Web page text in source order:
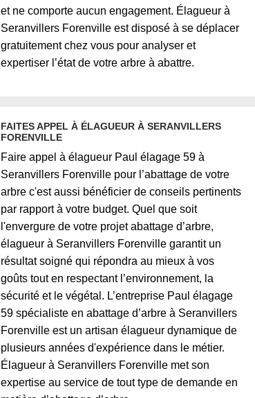
et ne comporte aucun engagement. Élagueur à
Seranvillers Forenville est disposé à se déplacer
gratuitement chez vous pour analyser et
expertiser l’état de votre arbre à abattre.
FAITES APPEL À ÉLAGUEUR À SERANVILLERS
FORENVILLE
Faire appel à élagueur Paul élagage 59 à
Seranvillers Forenville pour l’abattage de votre
arbre c'est aussi bénéficier de conseils pertinents
par rapport à votre budget. Quel que soit
l'envergure de votre projet abattage d’arbre,
élagueur à Seranvillers Forenville garantit un
résultat soigné qui répondra au mieux à vos
goûts tout en respectant l’environnement, la
sécurité et le végétal. L’entreprise Paul élagage
59 spécialiste en abattage d’arbre à Seranvillers
Forenville est un artisan élagueur dynamique de
plusieurs années d'expérience dans le métier.
Élagueur à Seranvillers Forenville met son
expertise au service de tout type de demande en